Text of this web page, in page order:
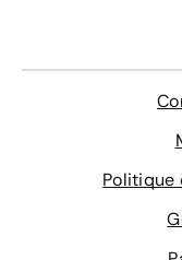
Politique